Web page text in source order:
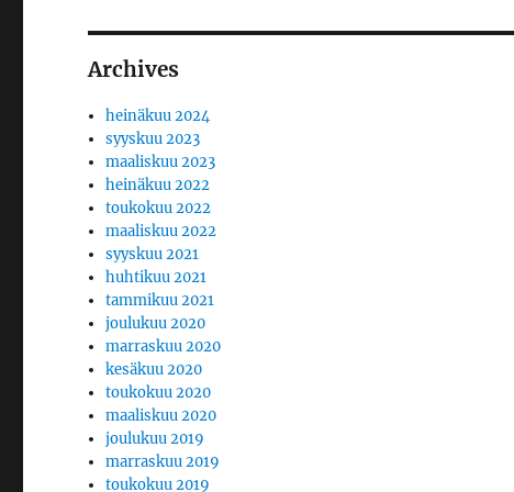
Archives
heinäkuu 2024
syyskuu 2023
maaliskuu 2023
heinäkuu 2022
toukokuu 2022
maaliskuu 2022
syyskuu 2021
huhtikuu 2021
tammikuu 2021
joulukuu 2020
marraskuu 2020
kesäkuu 2020
toukokuu 2020
maaliskuu 2020
joulukuu 2019
marraskuu 2019
toukokuu 2019